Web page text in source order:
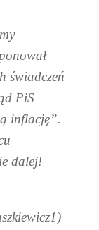
świadczeń
PiS
inflację”.
dalej!